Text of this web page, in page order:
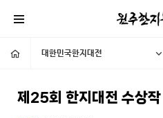
대한민국한지대전
제25회 한지대전 수상작